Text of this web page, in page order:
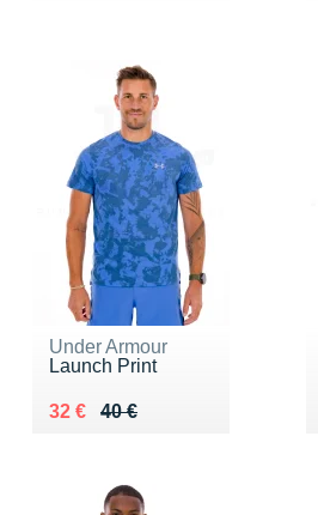
Under Armour
Launch Print
40 €
Au lieu de 40 €
32 €
Vendu 32 €